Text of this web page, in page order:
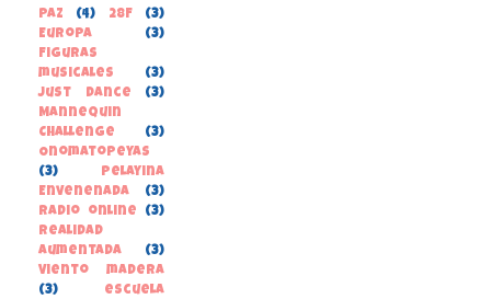
paz
(4) 28F
(3)
Europa
(3)
Figuras
musicales
(3)
Just Dance
(3)
Mannequin
Challenge
(3)
Onomatopeyas
(3)
Pelayina
Envenenada
(3)
Radio online
(3)
Realidad
Aumentada
(3)
Viento madera
(3)
escuela